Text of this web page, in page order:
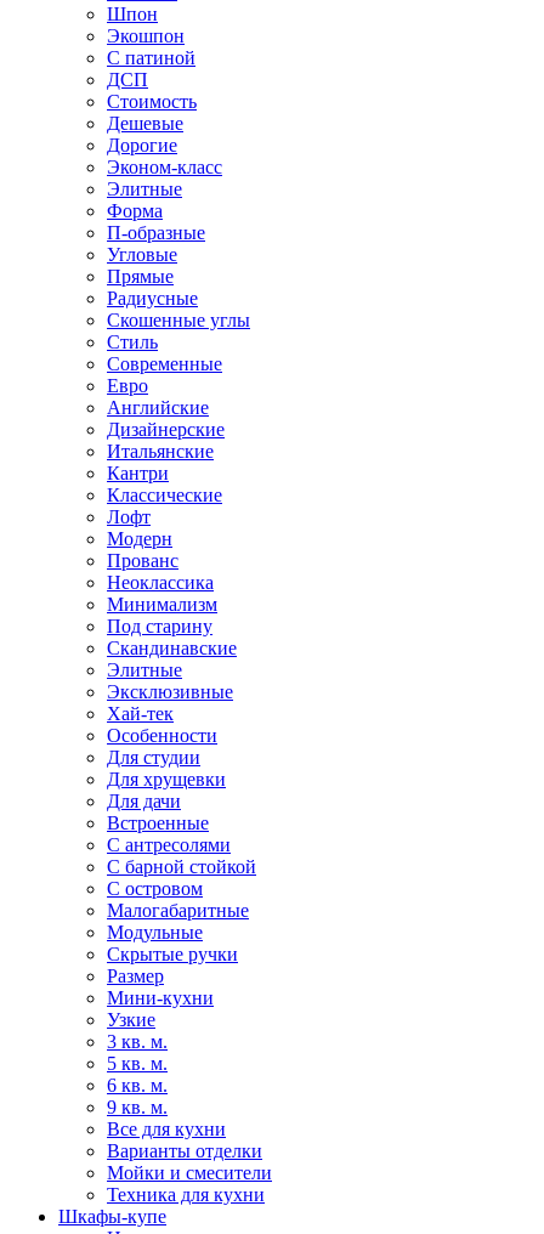
Шпон
Экошпон
С патиной
ДСП
Стоимость
Дешевые
Дорогие
Эконом-класс
Элитные
Форма
П-образные
Угловые
Прямые
Радиусные
Скошенные углы
Стиль
Современные
Евро
Английские
Дизайнерские
Итальянские
Кантри
Классические
Лофт
Модерн
Прованс
Неоклассика
Минимализм
Под старину
Скандинавские
Элитные
Эксклюзивные
Хай-тек
Особенности
Для студии
Для хрущевки
Для дачи
Встроенные
С антресолями
С барной стойкой
С островом
Малогабаритные
Модульные
Скрытые ручки
Размер
Мини-кухни
Узкие
3 кв. м.
5 кв. м.
6 кв. м.
9 кв. м.
Все для кухни
Варианты отделки
Мойки и смесители
Техника для кухни
Шкафы-купе